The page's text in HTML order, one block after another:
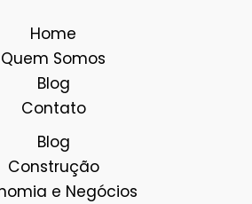
Home
Quem Somos
Blog
Contato
Blog
Construção
e Negócios